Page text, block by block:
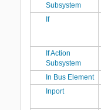
Subsystem
If
If Action
Subsystem
In Bus Element
Inport